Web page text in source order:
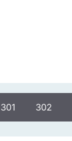
301 302